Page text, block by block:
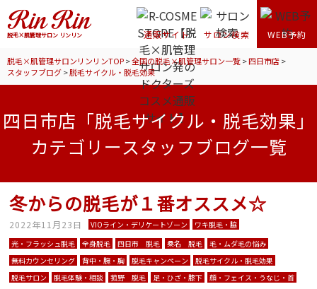
脱毛×肌管理サロン リンリン 通販サイト サロン検索 WEB予約
脱毛×肌管理サロンリンリンTOP>全国の脱毛×肌管理サロン一覧>四日市店>
スタッフブログ>脱毛サイクル・脱毛効果
四日市店「脱毛サイクル・脱毛効果」
カテゴリースタッフブログ一覧
冬からの脱毛が１番オススメ☆
2022年11月23日 VIOライン・デリケートゾーン
ワキ脱毛・脇
光・フラッシュ脱毛
全身脱毛 四日市 脱毛 桑名 脱毛
毛・ムダ毛の悩み
無料カウンセリング
背中・腕・胸 脱毛キャンペーン
脱毛サイクル・脱毛効果
脱毛サロン
脱毛体験・相談 菰野 脱毛 足・ひざ・膝下 顔・フェイス・うなじ・首